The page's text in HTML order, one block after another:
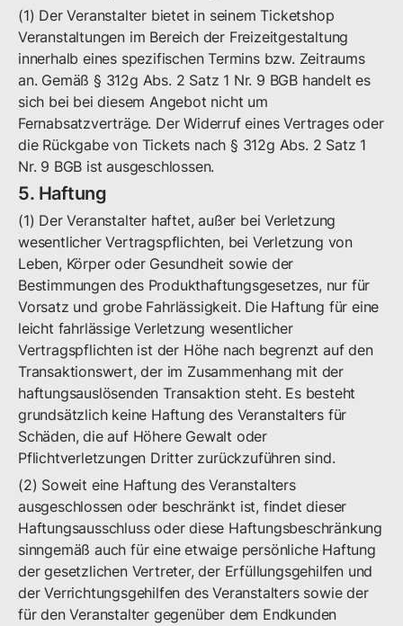
(1) Der Veranstalter bietet in seinem Ticketshop
Veranstaltungen im Bereich der Freizeitgestaltung
innerhalb eines spezifischen Termins bzw. Zeitraums
an. Gemäß § 312g Abs. 2 Satz 1 Nr. 9 BGB handelt es
sich bei bei diesem Angebot nicht um
Fernabsatzverträge. Der Widerruf eines Vertrages oder
die Rückgabe von Tickets nach § 312g Abs. 2 Satz 1
Nr. 9 BGB ist ausgeschlossen.
5. Haftung
(1) Der Veranstalter haftet, außer bei Verletzung
wesentlicher Vertragspflichten, bei Verletzung von
Leben, Körper oder Gesundheit sowie der
Bestimmungen des Produkthaftungsgesetzes, nur für
Vorsatz und grobe Fahrlässigkeit. Die Haftung für eine
leicht fahrlässige Verletzung wesentlicher
Vertragspflichten ist der Höhe nach begrenzt auf den
Transaktionswert, der im Zusammenhang mit der
haftungsauslösenden Transaktion steht. Es besteht
grundsätzlich keine Haftung des Veranstalters für
Schäden, die auf Höhere Gewalt oder
Pflichtverletzungen Dritter zurückzuführen sind.
(2) Soweit eine Haftung des Veranstalters
ausgeschlossen oder beschränkt ist, findet dieser
Haftungsausschluss oder diese Haftungsbeschränkung
sinngemäß auch für eine etwaige persönliche Haftung
der gesetzlichen Vertreter, der Erfüllungsgehilfen und
der Verrichtungsgehilfen des Veranstalters sowie der
für den Veranstalter gegenüber dem Endkunden